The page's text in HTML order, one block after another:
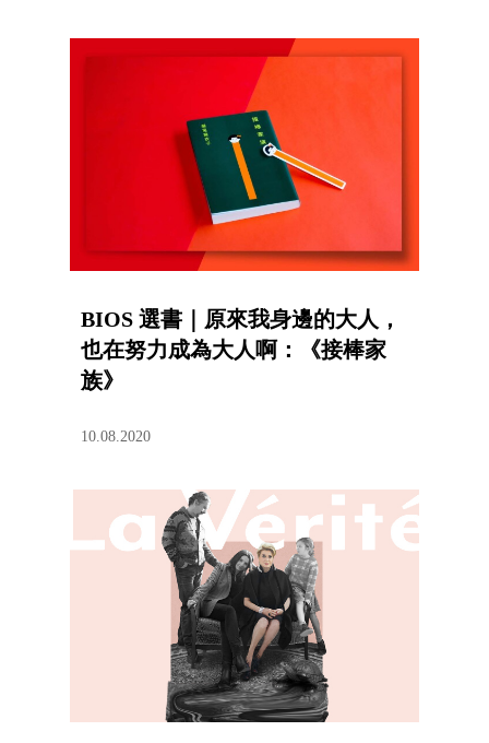
BIOS 選書｜原來我身邊的大人，
也在努力成為大人啊：《接棒家
族》
10.08.2020